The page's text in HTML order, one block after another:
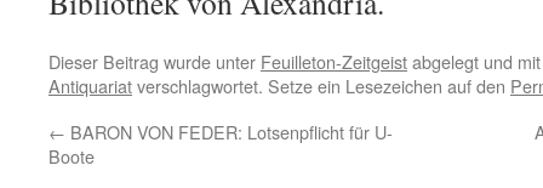
Dieser Beitrag wurde unter Feuilleton-Zeitgeistabgelegt und
Antiquariatverschlagwortet. Setze ein Lesezeichen auf den
← BARON VON FEDER: Lotsenpflicht für U-
Boote